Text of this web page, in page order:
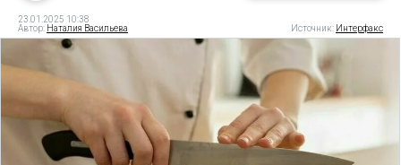
23.01.2025 10:38
Автор: Наталия Васильева Источник: Интерфакс